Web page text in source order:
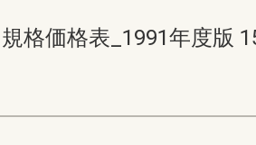
価格表_1991年度版